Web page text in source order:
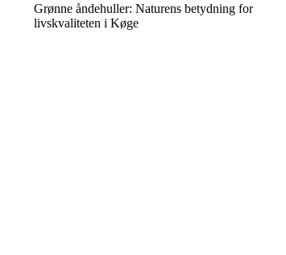
Grønne åndehuller: Naturens betydning for
livskvaliteten i Køge